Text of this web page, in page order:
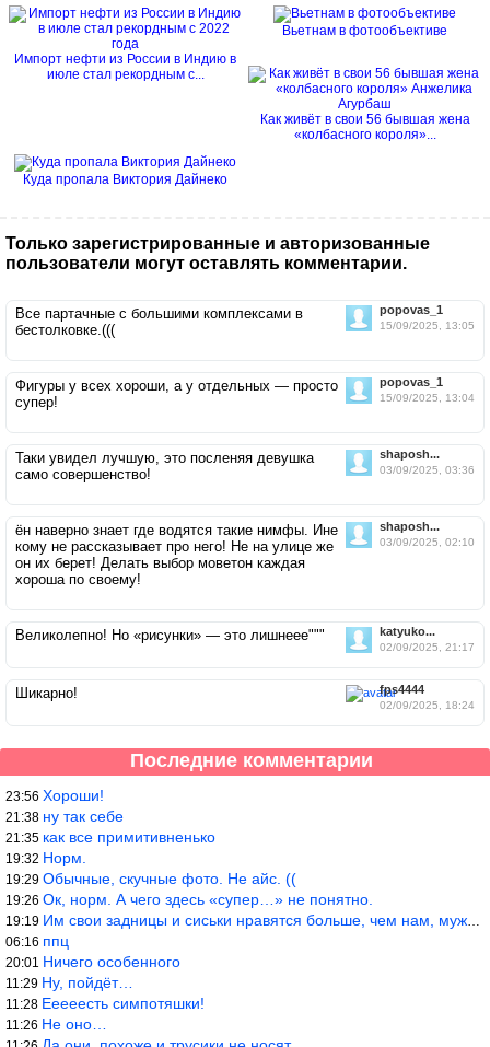
Импорт нефти из России в Индию в
июле стал рекордным с...
Вьетнам в фотообъективе
Как живёт в свои 56 бывшая жена
«колбасного короля»...
Куда пропала Виктория Дайнеко
Только зарегистрированные и авторизованные
пользователи могут оставлять комментарии.
popovas_1
15/09/2025, 13:05
Все партачные с большими комплексами в
бестолковке.(((
popovas_1
15/09/2025, 13:04
Фигуры у всех хороши, а у отдельных — просто
супер!
shaposh...
03/09/2025, 03:36
Таки увидел лучшую, это посленяя девушка
само совершенство!
shaposh...
03/09/2025, 02:10
ён наверно знает где водятся такие нимфы. Ине
кому не рассказывает про него! Не на улице же
он их берет! Делать выбор моветон каждая
хороша по своему!
katyuko...
02/09/2025, 21:17
Великолепно! Но «рисунки» — это лишнеее"""
fps4444
02/09/2025, 18:24
Шикарно!
Последние комментарии
23:56 Хороши!
21:38 ну так себе
21:35 как все примитивненько
19:32 Норм.
19:29 Обычные, скучные фото. Не айс. ((
19:26 Ок, норм. А чего здесь «супер…» не понятно.
19:19 Им свои задницы и сиськи нравятся больше, чем нам, мужикам?
06:16 ппц
20:01 Ничего особенного
11:29 Ну, пойдёт…
11:28 Ееееесть симпотяшки!
11:26 Не оно…